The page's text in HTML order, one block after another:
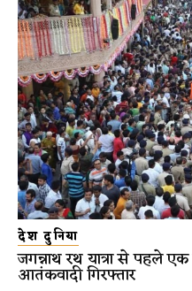
देश दुनिया
जगन्नाथ रथ यात्रा से पहले
आतंकवादी गिरफ्तार